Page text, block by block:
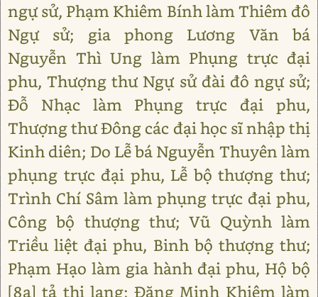
ngự sử, Phạm Khiêm Bính làm Thiêm đô
Ngự sử; gia phong Lương Văn bá
Nguyễn Thì Ung làm Phụng trực đại
phu, Thượng thư Ngự sử đài đô ngự sử;
Đỗ Nhạc làm Phụng trực đại phu,
Thượng thư Đông các đại học sĩ nhập thị
Kinh diên; Do Lễ bá Nguyễn Thuyên làm
phụng trực đại phu, Lễ bộ thượng thư;
Trình Chí Sâm làm phụng trực đại phu,
Công bộ thượng thư; Vũ Quỳnh làm
Triều liệt đại phu, Binh bộ thượng thư;
Phạm Hạo làm gia hành đại phu, Hộ bộ
[8a] tả thị lang; Đặng Minh Khiêm làm